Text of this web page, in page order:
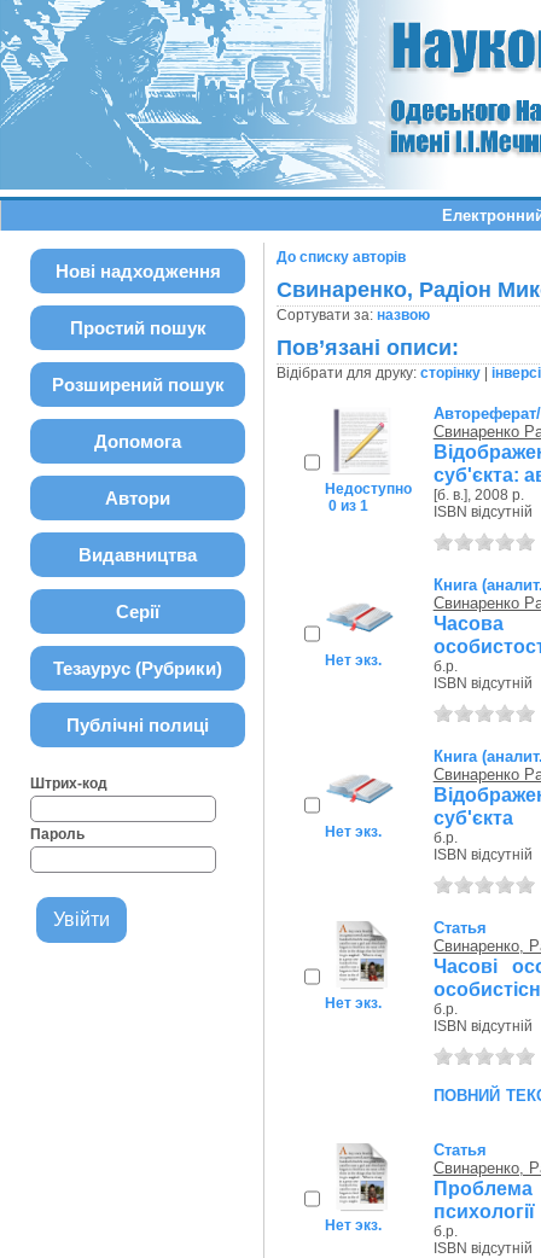
Нові надходження
Простий пошук
Розширений пошук
Допомога
Автори
Видавництва
Серії
Тезаурус (Рубрики)
Публічні полиці
Штрих-код
Пароль
До списку авторів
Свинаренко, Радіон
Сортувати за: назвою
Пов’язані описи:
Відібрати для друку: сторінку|
Недоступно
0 из 1
Свинаренко
суб'єкта:
[б. в.], 2008 р.
ISBN відсутній
Нет экз.
Книга
Свинаренко
Часова
б.р.
ISBN відсутній
Нет экз.
Книга
Свинаренко
суб'єкта
б.р.
ISBN відсутній
Нет экз.
Статья
Свинаренко,
Часові
б.р.
ISBN відсутній
повний
Нет экз.
Статья
Свинаренко,
Проблема
психології
б.р.
ISBN відсутній